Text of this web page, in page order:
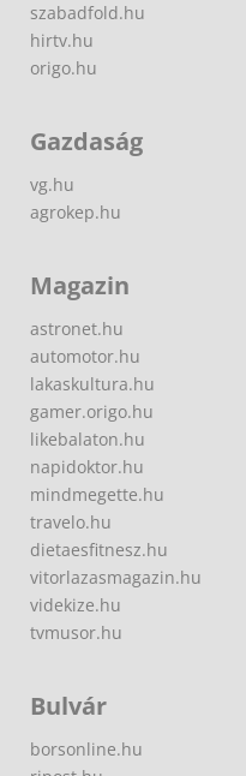
szabadfold.hu
hirtv.hu
origo.hu
Gazdaság
vg.hu
agrokep.hu
Magazin
astronet.hu
automotor.hu
lakaskultura.hu
gamer.origo.hu
likebalaton.hu
napidoktor.hu
mindmegette.hu
travelo.hu
dietaesfitnesz.hu
vitorlazasmagazin.hu
videkize.hu
tvmusor.hu
Bulvár
borsonline.hu